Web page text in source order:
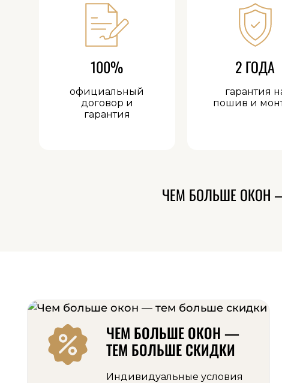
100%
официальный
договор и
гарантия
2 ГОДА
гарантия
пошив и
ЧЕМ БОЛЬШЕ ОКОН
ЧЕМ БОЛЬШЕ ОКОН —
ТЕМ БОЛЬШЕ СКИДКИ
Индивидуальные условия